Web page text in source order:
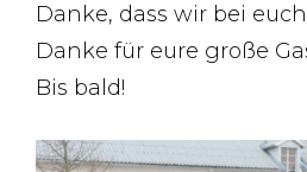
Danke, dass wir bei
Danke für eure große
Bis bald!